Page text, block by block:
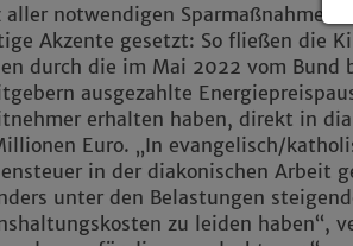
aller notwendigen Sparmaßnahmen
Akzente gesetzt: So fließen die
durch die im Mai 2022 vom Bund
ausgezahlte
erhalten haben, direkt in
Euro. „In evangelisch/
in der diakonischen Arbeit
unter den Belastungen
zu leiden haben“,